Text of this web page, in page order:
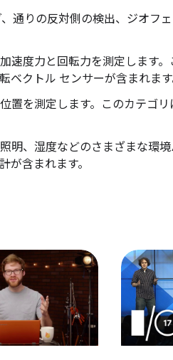
通りの反対側の検出、ジオフ
速度力と回転力を測定します
クトル センサーが含まれます
置を測定します。このカテゴ
明、湿度などのさまざまな環
が含まれます。